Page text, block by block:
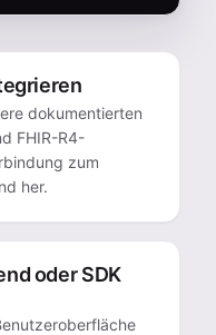
dokumentierten
FHIR-R4-
zum
her.
oder SDK